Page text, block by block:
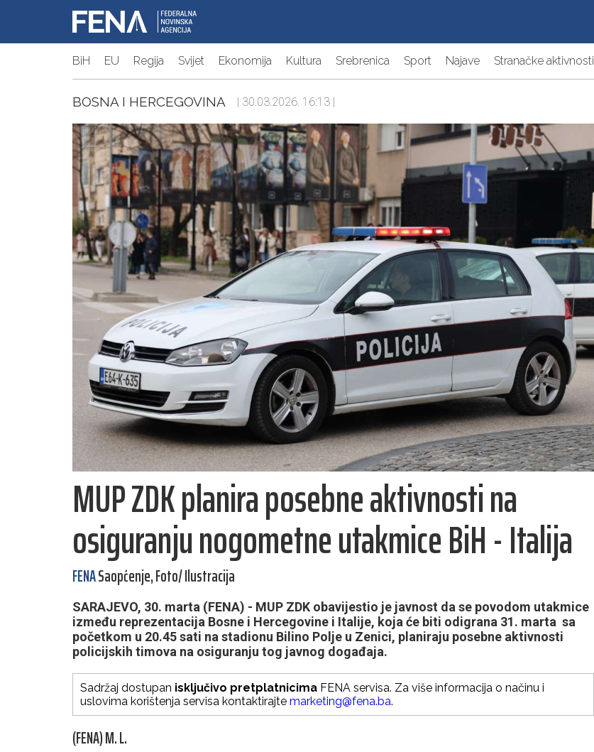
BiH EU Regija Svijet Ekonomija Kultura Srebrenica Sport Najave Stranačke aktivnosti
BOSNA I HERCEGOVINA | 30.03.2026. 16:13 |
MUP ZDK planira posebne aktivnosti na
osiguranju nogometne utakmice BiH - Italija
FENASaopćenje, Foto/ Ilustracija
SARAJEVO, 30. marta (FENA) - MUP ZDK obavijestio je javnost da se povodom utakmice
između reprezentacija Bosne i Hercegovine i Italije, koja će biti odigrana 31. marta sa
početkom u 20.45 sati na stadionu Bilino Polje u Zenici, planiraju posebne aktivnosti
policijskih timova na osiguranju tog javnog događaja.
Sadržaj dostupan isključivo pretplatnicima FENA servisa. Za više informacija o načinu i
uslovima korištenja servisa kontaktirajte marketing@fena.ba.
(FENA) M. L.